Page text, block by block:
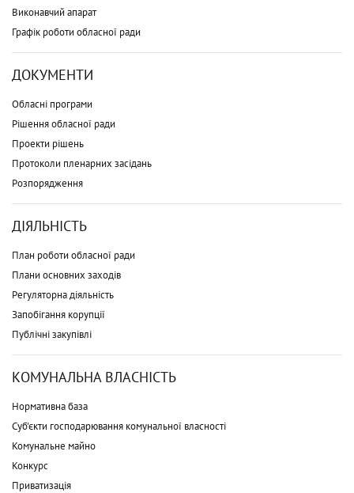
Виконавчий апарат
Графік роботи обласної ради
ДОКУМЕНТИ
Обласні програми
Рішення обласної ради
Проекти рішень
Протоколи пленарних засідань
Розпорядження
ДІЯЛЬНІСТЬ
План роботи обласної ради
Плани основних заходів
Регуляторна діяльність
Запобігання корупції
Публічні закупівлі
КОМУНАЛЬНА ВЛАСНІСТЬ
Нормативна база
Суб'єкти господарювання комунальної власності
Комунальне майно
Конкурс
Приватизація